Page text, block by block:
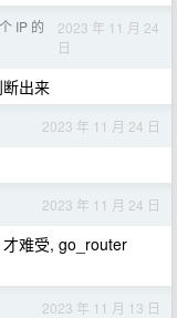
IP 的
2023 年 11 月 24
日
出来
2023 年 11 月 24 日
2023 年 11 月 24 日
难受, go_router
2023 年 11 月 13 日